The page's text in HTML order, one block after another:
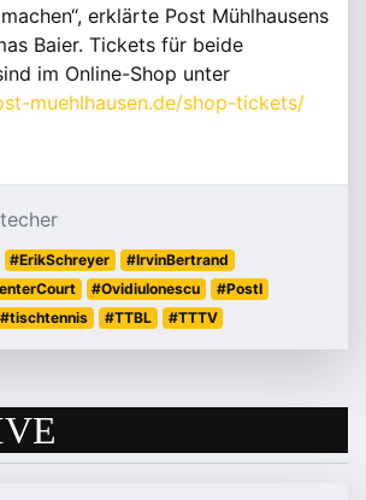
erklärte Post Mühlhausens
Baier. Tickets für beide
im Online-Shop unter
muehlhausen.de/shop-tickets/
#ErikSchreyer
#IrvinBertrand
#OvidiuIonescu
#PostI
#tischtennis #TTBL #TTTV